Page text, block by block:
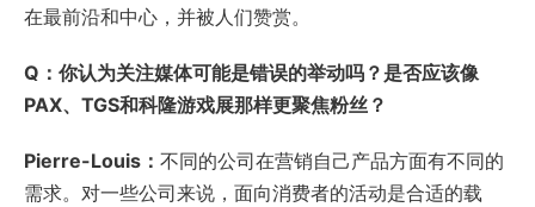
在最前沿和中心，并被人们赞赏。
Q：你认为关注媒体可能是错误的举动吗？是否应该像
PAX、TGS和科隆游戏展那样更聚焦粉丝？
Pierre-Louis： 不同的公司在营销自己产品方面有不同的
需求。对一些公司来说，面向消费者的活动是合适的载